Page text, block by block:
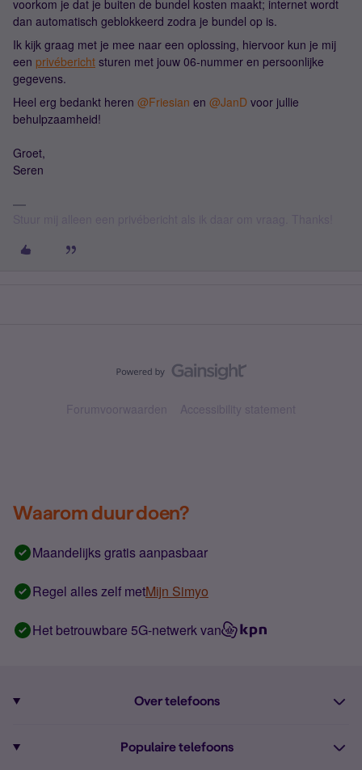
voorkom je dat je buiten de bundel kosten maakt; internet wordt
dan automatisch geblokkeerd zodra je bundel op is.
Ik kijk graag met je mee naar een oplossing, hiervoor kun je mij
een privébericht sturen met jouw 06-nummer en persoonlijke
gegevens.
Heel erg bedankt heren ​ @Friesian en ​ @JanD voor jullie
behulpzaamheid!
Groet,
Seren
Forumvoorwaarden Accessibility statement
Waarom duur doen?
Maandelijks gratis aanpasbaar
Regel alles zelf metMijn Simyo
Het betrouwbare 5G-netwerk van
Over telefoons
Populaire telefoons